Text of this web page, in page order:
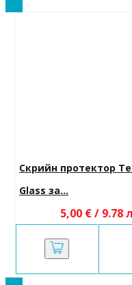
Скрийн протектор
Glass за...
5,00 € / 9.78